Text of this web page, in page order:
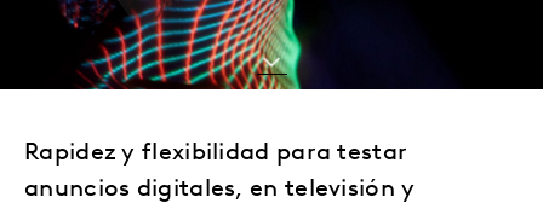
Rapidez y flexibilidad para testar
anuncios digitales, en televisión y